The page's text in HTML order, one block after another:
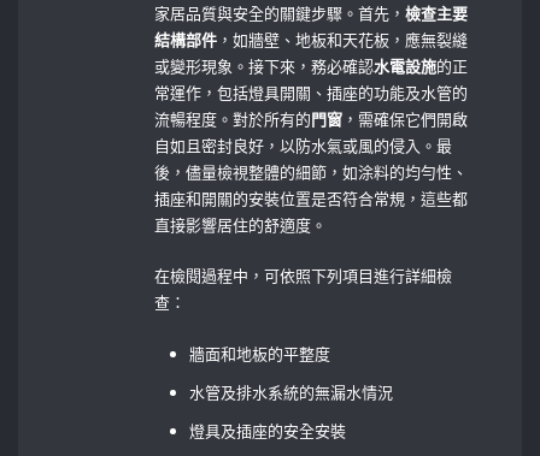
家居品質與安全的關鍵步驟。首先， 檢查主要
結構部件 ，如牆壁、地板和天花板，應無裂縫
或變形現象。接下來，務必確認水電設施的正
常運作，包括燈具開關、插座的功能及水管的
流暢程度。對於所有的門窗 ，需確保它們開啟
自如且密封良好，以防水氣或風的侵入。最
後，儘量檢視整體的細節，如涂料的均勻性、
插座和開關的安裝位置是否符合常規，這些都
直接影響居住的舒適度。
在檢閱過程中，可依照下列項目進行詳細檢
查：
牆面和地板的平整度
水管及排水系統的無漏水情況
燈具及插座的安全安裝